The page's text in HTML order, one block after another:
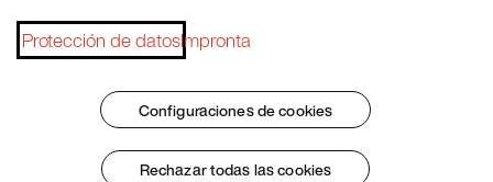
Pie de imprenta Condiciones generales Protección de datos
Protección de datosImpronta
Configuraciones de cookies
Rechazar todas las cookies